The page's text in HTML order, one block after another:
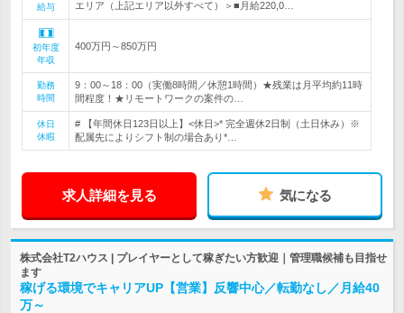
給与
エリア（上記エリア以外すべて）＞■月給220,0…
初年度
年収
400万円～850万円
勤務
時間
9：00～18：00（実働8時間／休憩1時間）★残業は月平均約11時
間程度！★リモートワークの案件の…
休日
休暇
# 【年間休日123日以上】<休日>* 完全週休2日制（土日休み）※
配属先によりシフト制の場合あり*…
求人詳細を見る 気になる
株式会社T2ハウス | プレイヤーとして稼ぎたい方歓迎｜管理職候補も目指せ
ます
稼げる環境でキャリアUP【営業】反響中心／転勤なし／月給40
万～